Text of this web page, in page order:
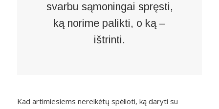
svarbu sąmoningai spręsti,
ką norime palikti, o ką –
ištrinti.
Kad artimiesiems nereikėtų spėlioti, ką daryti su